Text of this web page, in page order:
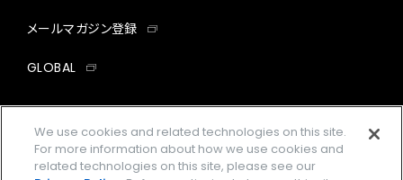
メールマガジン登録
GLOBAL
We use cookies and related technologies on this site.
For more information about how we use cookies and
related technologies on this site, please see our